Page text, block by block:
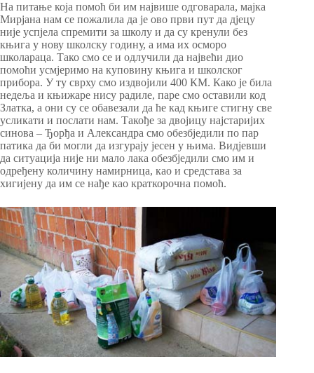
На питање која помоћ би им највише одговарала, мајка
Мирјана нам се пожалила да је ово први пут да дјецу
није успјела спремити за школу и да су кренули без
књига у нову школску годину, а има их осморо
школараца. Тако смо се и одлучили да највећи дио
помоћи усмјеримо на куповину књига и школског
прибора. У ту сврху смо издвојили 400 КМ. Како је била
недеља и књижаре нису радиле, паре смо оставили код
Златка, а они су се обавезали да ће кад књиге стигну све
усликати и послати нам. Такође за двојицу најстаријих
синова – Ђорђа и Александра смо обезбједили по пар
патика да би могли да изгурају јесен у њима. Видјевши
да ситуација није ни мало лака обезбједили смо им и
одређену количину намирница, као и средстава за
хигијену да им се нађе као краткорочна помоћ.